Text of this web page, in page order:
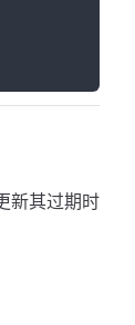
新其过期时